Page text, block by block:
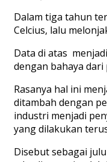
Dalam tiga tahun
Celcius, lalu
Data di atas
dengan bahaya
Rasanya hal ini
ditambah dengan
industri menjadi
yang dilakukan
Disebut sebagai